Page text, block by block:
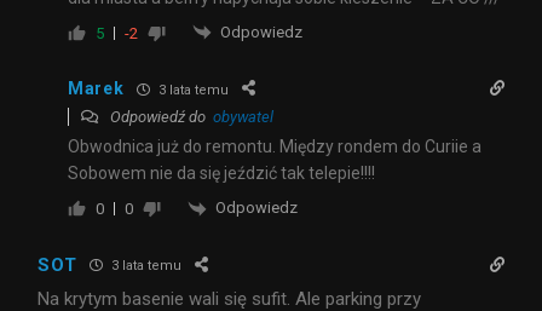
5 -2 Odpowiedz
Marek 3 lata temu
Odpowiedź do obywatel
Obwodnica już do remontu. Między rondem do Curiie a
Sobowem nie da się jeździć tak telepie!!!!
0 0 Odpowiedz
SOT 3 lata temu
Na krytym basenie wali się sufit. Ale parking przy